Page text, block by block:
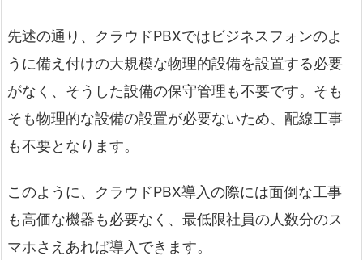
先述の通り、クラウドPBXではビジネスフォンのよ
うに備え付けの大規模な物理的設備を設置する必要
がなく、そうした設備の保守管理も不要です。そも
そも物理的な設備の設置が必要ないため、配線工事
も不要となります。
このように、クラウドPBX導入の際には面倒な工事
も高価な機器も必要なく、最低限社員の人数分のス
マホさえあれば導入できます。